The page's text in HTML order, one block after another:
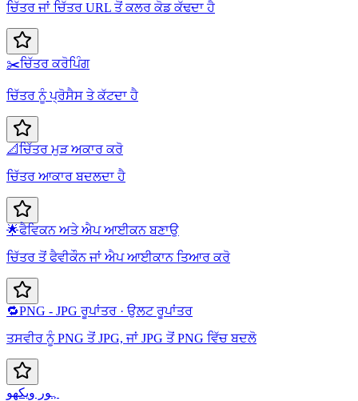
ਚਿੱਤਰ ਜਾਂ ਚਿੱਤਰ URL ਤੋਂ ਕਲਰ ਕੋਡ ਕੱਢਦਾ ਹੈ
✂️ਚਿੱਤਰ ਕਰੋਪਿੰਗ
ਚਿੱਤਰ ਨੂੰ ਪ੍ਰੋਸੈਸ ਤੇ ਕੱਟਦਾ ਹੈ
📐ਚਿੱਤਰ ਮੁੜ ਅਕਾਰ ਕਰੋ
ਚਿੱਤਰ ਆਕਾਰ ਬਦਲਦਾ ਹੈ
🌟ਫੈਵਿਕਨ ਅਤੇ ਐਪ ਆਈਕਨ ਬਣਾਉ
ਚਿੱਤਰ ਤੋਂ ਫੈਵੀਕੌਨ ਜਾਂ ਐਪ ਆਈਕਾਨ ਤਿਆਰ ਕਰੋ
🔁PNG - JPG ਰੂਪਾਂਤਰ · ਉਲਟ ਰੂਪਾਂਤਰ
ਤਸਵੀਰ ਨੂੰ PNG ਤੋਂ JPG, ਜਾਂ JPG ਤੋਂ PNG ਵਿੱਚ ਬਦਲੋ
ہور ویکھو